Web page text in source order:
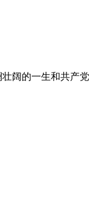
阔的一生和共产党